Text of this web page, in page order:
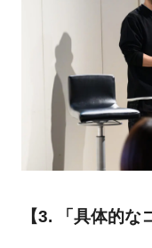
【3. 「具体的な